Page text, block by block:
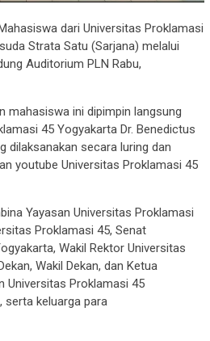
dari Universitas Proklamasi
Strata Satu (Sarjana) melalui
Auditorium PLN Rabu,
mahasiswa ini dipimpin langsung
45 Yogyakarta Dr. Benedictus
dilaksanakan secara luring dan
youtube Universitas Proklamasi 45
Yayasan Universitas Proklamasi
Proklamasi 45, Senat
Wakil Rektor Universitas
Wakil Dekan, dan Ketua
Universitas Proklamasi 45
serta keluarga para